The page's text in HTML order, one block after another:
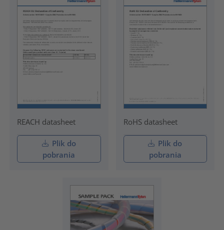
REACH datasheet
Plik do
pobrania
RoHS datasheet
Plik do
pobrania